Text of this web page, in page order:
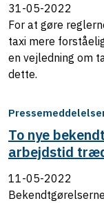
31-05-2022
For at gøre
taxi mere
en vejledning om
dette.
To nye
arbejdstid
11-05-2022